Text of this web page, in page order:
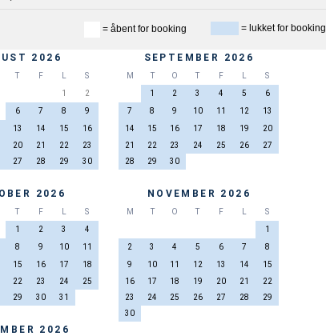
= åbent for booking = lukket for booking
2026
T F
S
1
2
6 7 8
9
13 14 15
16
20 21 22
23
27 28 29
30
SEPTEMBER 2026
M T O T F
S
1
2 3 4 5
6
7
8 9 10 11 12
13
14
15 16 17 18 19
20
21
22 23 24 25 26
27
28
29 30
2026
T F
S
1
2 3
4
8 9 10
11
15 16 17
18
22 23 24
25
29 30 31
NOVEMBER 2026
M T O T F
S
1
2
3 4 5 6 7
8
9
10 11 12 13 14
15
16
17 18 19 20 21
22
23
24 25 26 27 28
29
30
2026